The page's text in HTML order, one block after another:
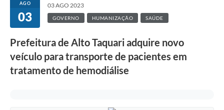
AGO
03
03 AGO 2023
GOVERNO HUMANIZAÇÃO SAÚDE
Prefeitura de Alto Taquari adquire novo
veículo para transporte de pacientes em
tratamento de hemodiálise